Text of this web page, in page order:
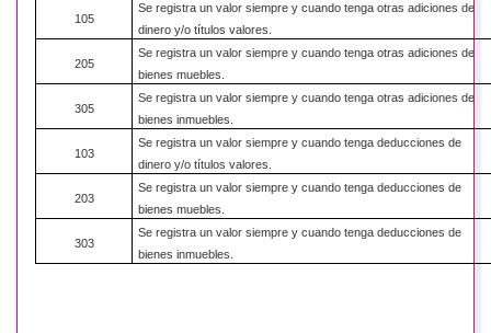
105
Se registra un valor siempre y cuando tenga otras adiciones de
dinero y/o títulos valores.
205
Se registra un valor siempre y cuando tenga otras adiciones de
bienes muebles.
305
Se registra un valor siempre y cuando tenga otras adiciones de
bienes inmuebles.
103
Se registra un valor siempre y cuando tenga deducciones de
dinero y/o títulos valores.
203
Se registra un valor siempre y cuando tenga deducciones de
bienes muebles.
303
Se registra un valor siempre y cuando tenga deducciones de
bienes inmuebles.